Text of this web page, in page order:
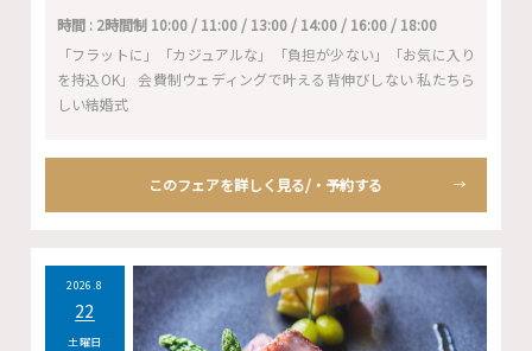
時間 : 2時間制 10:00 / 11:00 / 13:00 / 14:00 / 16:00 / 18:00
「フラットに」「カジュアルな」「負担が少ない」「お気に入り
を持込OK」 会費制ウェディングで叶える背伸びしない 私たちら
しい結婚式
このフェアを詳しく見る/・予約する
2026.8
22
土曜日